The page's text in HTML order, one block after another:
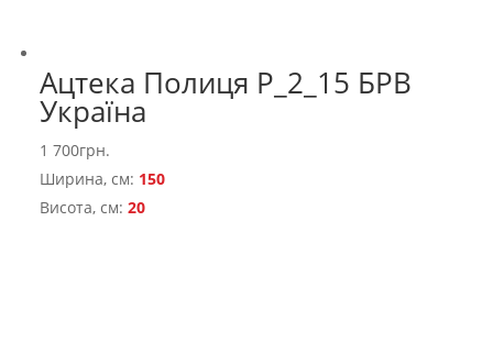
Ацтека Полиця Р_2_15 БРВ
Україна
1 700грн.
Ширина, см: 150
Висота, см:20